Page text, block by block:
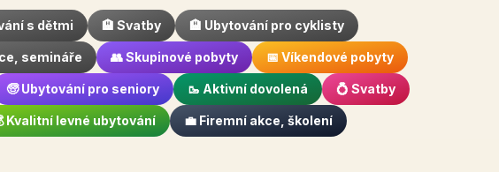
s dětmi 🏨 Svatby 🏨 Ubytování pro cyklisty
semináře 👥 Skupinové pobyty 📅 Víkendové pobyty
🧓 Ubytování pro seniory 🥾 Aktivní dovolená 💍 Svatby
Kvalitní levné ubytování 💼 Firemní akce, školení